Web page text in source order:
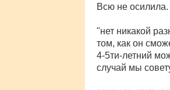
о
е
и
е
Всю не
"нет никакой
том, как он
4-5ти-летний
случай мы